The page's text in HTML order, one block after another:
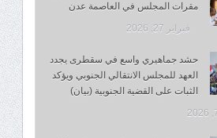
مقرات المجلس في العاصمة عدن
فبراير 27, 2026
حشد جماهيري واسع في سقطرى يجدد
العهد للمجلس الانتقالي الجنوبي ويؤكد
الثبات على القضية الجنوبية (بيان)